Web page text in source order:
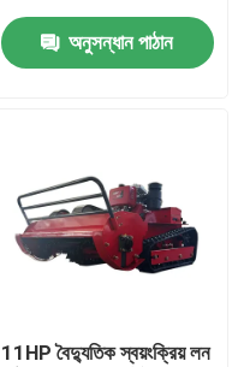
অনুসন্ধান পাঠান
11HP বৈদ্যুতিক স্বয়ংক্রিয় লন